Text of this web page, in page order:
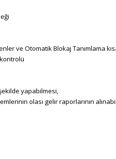
ve Otomatik Blokaj Tanımlama
yapabilmesi,
olası gelir raporlarının